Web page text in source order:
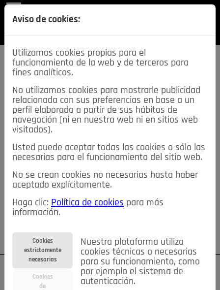
SECCIONES
descarga esta
REVISTA
≡NOTICIAS
NOTICIAS SERVICIOS DE INTERÉS
TABLÓN DE ANUNCIOS MIS ANUNCIOS CONTACTO
NOSOTROS
Su cuenta Regístrese ¿Olvidó su contraseña?
Aviso de cookies:
Utilizamos cookies propias para el
funcionamiento de la web y de terceros para
fines analíticos.
No utilizamos cookies para mostrarle publicidad
relacionada con sus preferencias en base a un
perfil elaborado a partir de sus hábitos de
navegación (ni en nuestra web ni en sitios web
visitados).
Usted puede aceptar todas las cookies o sólo las
necesarias para el funcionamiento del sitio web.
No se crean cookies no necesarias hasta haber
aceptado explícitamente.
Haga clic: Política de cookies para más
información.
Cookies
estrictamente
necesarias
Cookies
de
Nuestra plataforma utiliza
cookies técnicas o necesarias
para su funcionamiento, como
por ejemplo el sistema de
autenticación.